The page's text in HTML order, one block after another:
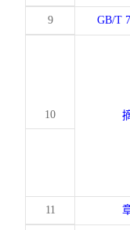
9 GB/T
10
11